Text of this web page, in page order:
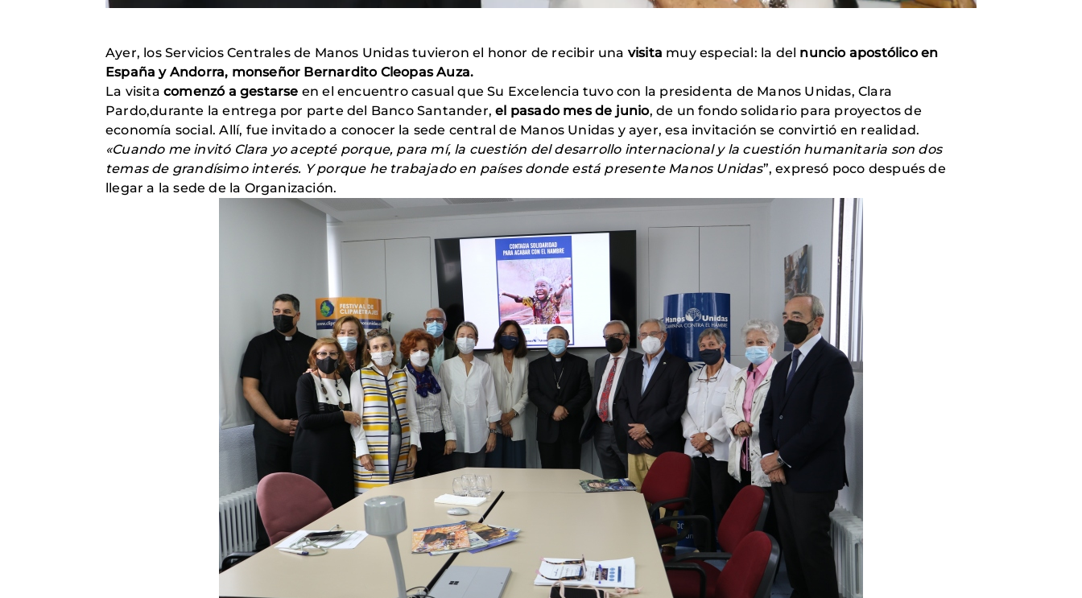
Ayer, los Servicios Centrales de Manos Unidas tuvieron el honor de recibir una visita muy especial: la del nuncio apostólico en
España y Andorra, monseñor Bernardito Cleopas Auza.
La visita comenzó a gestarse en el encuentro casual que Su Excelencia tuvo con la presidenta de Manos Unidas, Clara
Pardo,durante la entrega por parte del Banco Santander,el pasado mes de junio, de un fondo solidario para proyectos de
economía social. Allí, fue invitado a conocer la sede central de Manos Unidas y ayer, esa invitación se convirtió en realidad.
«Cuando me invitó Clara yo acepté porque, para mí, la cuestión del desarrollo internacional y la cuestión humanitaria son dos
temas de grandísimo interés. Y porque he trabajado en países donde está presente Manos Unidas”, expresó poco después de
llegar a la sede de la Organización.